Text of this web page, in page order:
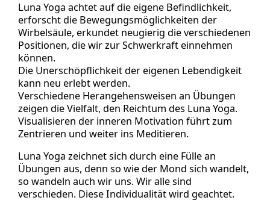
Luna Yoga achtet auf die eigene Befindlichkeit,
erforscht die Bewegungsmöglichkeiten der
Wirbelsäule, erkundet neugierig die verschiedenen
Positionen, die wir zur Schwerkraft einnehmen
können.
Die Unerschöpflichkeit der eigenen Lebendigkeit
kann neu erlebt werden.
Verschiedene Herangehensweisen an Übungen
zeigen die Vielfalt, den Reichtum des Luna Yoga.
Visualisieren der inneren Motivation führt zum
Zentrieren und weiter ins Meditieren.
Luna Yoga zeichnet sich durch eine Fülle an
Übungen aus, denn so wie der Mond sich wandelt,
so wandeln auch wir uns. Wir alle sind
verschieden. Diese Individualität wird geachtet.